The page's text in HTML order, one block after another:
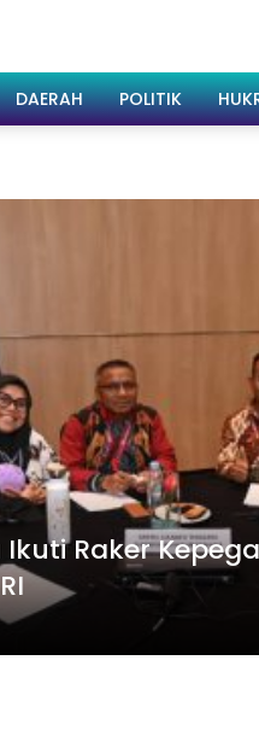
DAERAH POLITIK
Ikuti Raker